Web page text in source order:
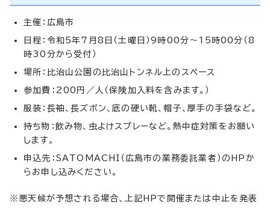
主催：広島市
日程：令和5年7月8日（土曜日）9時00分～15時00分（8
時30分から受付）
場所：比治山公園の比治山トンネル上のスペース
参加費：200円／人（保険加入料を含みます。）
服装：長袖、長ズボン、底の硬い靴、帽子、厚手の手袋など。
持ち物：飲み物、虫よけスプレーなど。熱中症対策をお願い
します。
申込先：SATOMACHI（広島市の業務委託業者）のHPか
らお申し込みください。
※悪天候が予想される場合、上記HPで開催または中止を発表